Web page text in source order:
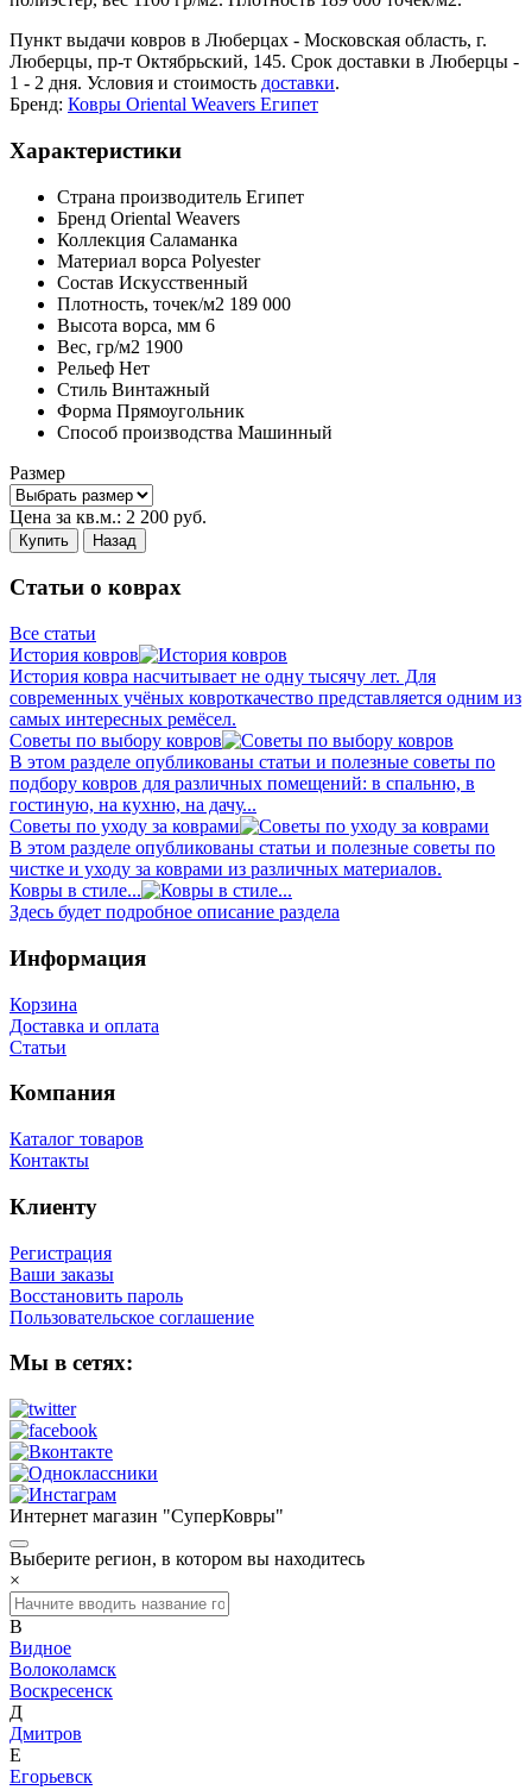
Пункт выдачи ковров в Люберцах - Московская область, г.
Люберцы, пр-т Октябрьский, 145. Срок доставки в Люберцы -
1 - 2 дня. Условия и стоимость доставки.
Бренд: Ковры Oriental Weavers Египет
Характеристики
Страна производитель Египет
Бренд Oriental Weavers
Коллекция Саламанка
Материал ворса Polyester
Состав Искусственный
Плотность, точек/м2 189 000
Высота ворса, мм 6
Вес, гр/м2 1900
Рельеф Нет
Стиль Винтажный
Форма Прямоугольник
Способ производства Машинный
Размер
Цена за кв.м.: 2 200 руб.
Купить Назад
Статьи о коврах
Все статьи
История ковров
История ковра насчитывает не одну тысячу лет. Для
современных учёных ковроткачество представляется одним из
самых интересных ремёсел.
Советы по выбору ковров
В этом разделе опубликованы статьи и полезные советы по
подбору ковров для различных помещений: в спальню, в
гостиную, на кухню, на дачу...
Советы по уходу за коврами
В этом разделе опубликованы статьи и полезные советы по
чистке и уходу за коврами из различных материалов.
Ковры в стиле...
Здесь будет подробное описание раздела
Информация
Корзина
Доставка и оплата
Статьи
Компания
Каталог товаров
Контакты
Клиенту
Регистрация
Ваши заказы
Восстановить пароль
Пользовательское соглашение
Мы в сетях:
Интернет магазин "СуперКовры"
Выберите регион, в котором вы находитесь
×
В
Видное
Волоколамск
Воскресенск
Д
Дмитров
Е
Егорьевск